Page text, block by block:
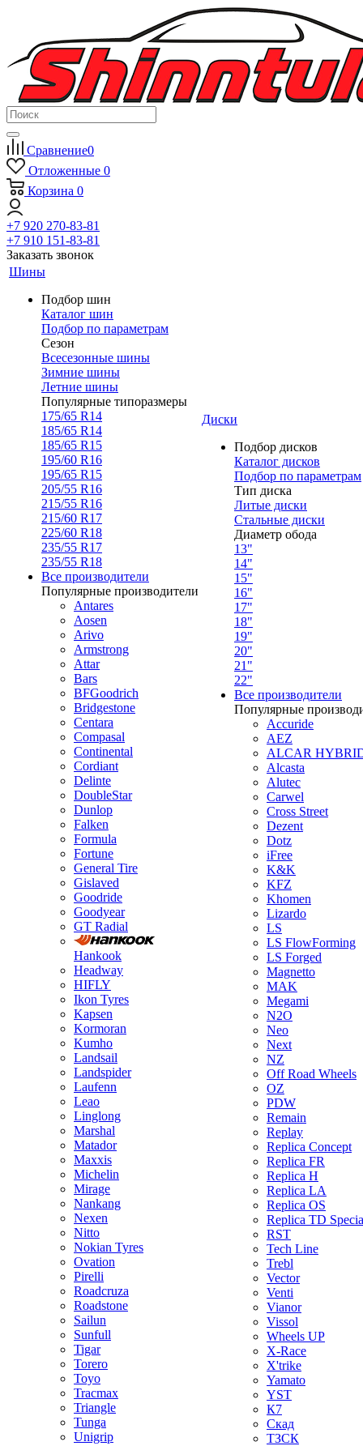
Сравнение0
Отложенные 0
Корзина 0
+7 920 270-83-81
+7 910 151-83-81
Заказать звонок
Шины
Подбор шин
Каталог шин
Подбор по параметрам
Сезон
Всесезонные шины
Зимние шины
Летние шины
Популярные типоразмеры
175/65 R14
185/65 R14
185/65 R15
195/60 R16
195/65 R15
205/55 R16
215/55 R16
215/60 R17
225/60 R18
235/55 R17
235/55 R18
Все производители
Популярные производители
Antares
Aosen
Arivo
Armstrong
Attar
Bars
BFGoodrich
Bridgestone
Centara
Compasal
Continental
Cordiant
Delinte
DoubleStar
Dunlop
Falken
Formula
Fortune
General Tire
Gislaved
Goodride
Goodyear
GT Radial
Hankook
Headway
HIFLY
Ikon Tyres
Kapsen
Kormoran
Kumho
Landsail
Landspider
Laufenn
Leao
Linglong
Marshal
Matador
Maxxis
Michelin
Mirage
Nankang
Nexen
Nitto
Nokian Tyres
Ovation
Pirelli
Roadcruza
Roadstone
Sailun
Sunfull
Tigar
Torero
Toyo
Tracmax
Triangle
Tunga
Unigrip
Диски
Подбор дисков
Каталог дисков
Подбор по параметрам
Тип диска
Литые диски
Стальные диски
Диаметр обода
13"
14"
15"
16"
17"
18"
19"
20"
21"
22"
Все производители
Популярные
Accuride
AEZ
ALCAR
Alcasta
Alutec
Carwel
Cross Street
Dezent
Dotz
iFree
K&K
KFZ
Khomen
Lizardo
LS
LS FlowForming
LS Forged
Magnetto
MAK
Megami
N2O
Neo
Next
NZ
Off Road Wheels
OZ
PDW
Remain
Replay
Replica Concept
Replica FR
Replica H
Replica LA
Replica OS
Replica TD
RST
Tech Line
Trebl
Vector
Venti
Vianor
Vissol
Wheels UP
X-Race
X'trike
Yamato
YST
К7
Скад
ТЗСК